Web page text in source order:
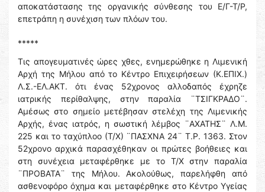
αποκατάστασης της οργανικής σύνθεσης του Ε/Γ-Τ/Ρ,
επετράπη η συνέχιση των πλόων του.
*****
Τις απογευματινές ώρες χθες, ενημερώθηκε η Λιμενική
Αρχή της Μήλου από το Κέντρο Επιχειρήσεων (Κ.ΕΠΙΧ.)
Λ.Σ.-ΕΛ.ΑΚΤ. ότι ένας 52χρονος αλλοδαπός έχρηζε
ιατρικής περίθαλψης, στην παραλία ¨ΤΣΙΓΚΡΑΔΟ¨.
Αμέσως στο σημείο μετέβησαν στελέχη της Λιμενικής
Αρχής, ένας ιατρός, η σωστική λέμβος ¨ΑΧΑΤΗΣ¨ Λ.Μ.
225 και το ταχύπλοο (Τ/Χ) ¨ΠΑΣΧΝΑ 24¨ Τ.Ρ. 1363. Στον
52χρονο αρχικά παρασχέθηκαν οι πρώτες βοήθειες και
στη συνέχεια μεταφέρθηκε με το Τ/Χ στην παραλία
¨ΠΡΟΒΑΤΑ¨ της Μήλου. Ακολούθως, παρελήφθη από
ασθενοφόρο όχημα και μεταφέρθηκε στο Κέντρο Υγείας